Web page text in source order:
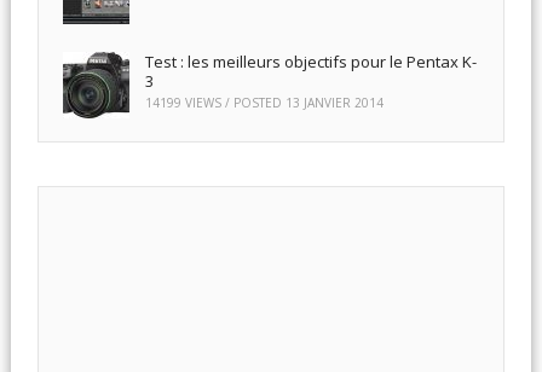
Test : les meilleurs objectifs pour le Pentax K-
3
14199 VIEWS / POSTED 13 JANVIER 2014